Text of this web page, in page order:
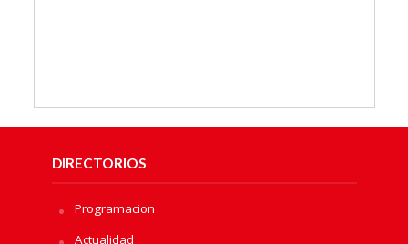
DIRECTORIOS
Programacion
Actualidad